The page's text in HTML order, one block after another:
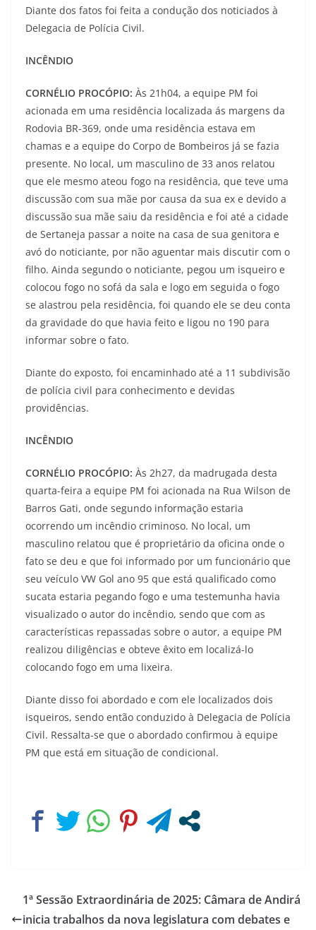
Diante dos fatos foi feita a condução dos noticiados à
Delegacia de Polícia Civil.
INCÊNDIO
CORNÉLIO PROCÓPIO: Às 21h04, a equipe PM foi
acionada em uma residência localizada ás margens da
Rodovia BR-369, onde uma residência estava em
chamas e a equipe do Corpo de Bombeiros já se fazia
presente. No local, um masculino de 33 anos relatou
que ele mesmo ateou fogo na residência, que teve uma
discussão com sua mãe por causa da sua ex e devido a
discussão sua mãe saiu da residência e foi até a cidade
de Sertaneja passar a noite na casa de sua genitora e
avó do noticiante, por não aguentar mais discutir com o
filho. Ainda segundo o noticiante, pegou um isqueiro e
colocou fogo no sofá da sala e logo em seguida o fogo
se alastrou pela residência, foi quando ele se deu conta
da gravidade do que havia feito e ligou no 190 para
informar sobre o fato.
Diante do exposto, foi encaminhado até a 11 subdivisão
de polícia civil para conhecimento e devidas
providências.
INCÊNDIO
CORNÉLIO PROCÓPIO: Às 2h27, da madrugada desta
quarta-feira a equipe PM foi acionada na Rua Wilson de
Barros Gati, onde segundo informação estaria
ocorrendo um incêndio criminoso. No local, um
masculino relatou que é proprietário da oficina onde o
fato se deu e que foi informado por um funcionário que
seu veículo VW Gol ano 95 que está qualificado como
sucata estaria pegando fogo e uma testemunha havia
visualizado o autor do incêndio, sendo que com as
características repassadas sobre o autor, a equipe PM
realizou diligências e obteve êxito em localizá-lo
colocando fogo em uma lixeira.
Diante disso foi abordado e com ele localizados dois
isqueiros, sendo então conduzido à Delegacia de Polícia
Civil. Ressalta-se que o abordado confirmou à equipe
PM que está em situação de condicional.
1ª Sessão Extraordinária de 2025: Câmara de Andirá
inicia trabalhos da nova legislatura com debates e